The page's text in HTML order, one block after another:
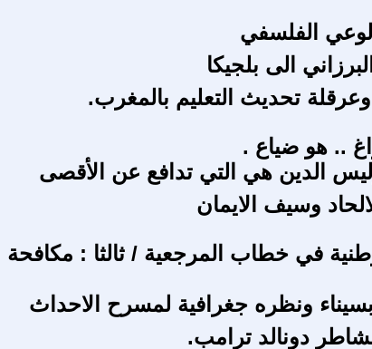
الفلسفي
الى بلجيكا
وعرقلة تحديث التعليم بالمغرب.
.. هو ضياع .
الدين هي التي تدافع عن الأقصى
وسيف الايمان
في خطاب المرجعية / ثالثا : مكافحة
ونظره جغرافية لمسرح الاحداث
دونالد ترامب.